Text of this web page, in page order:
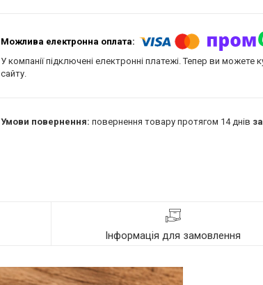
У компанії підключені електронні платежі. Тепер ви
сайту.
повернення товару протягом 14 днів
Інформація для замовлення